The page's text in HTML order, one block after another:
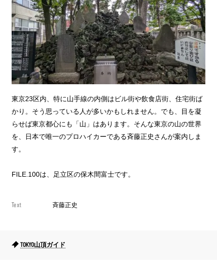
東京23区内、特に山手線の内側はビル街や飲食店街、住宅街ば
かり。そう思っている人が多いかもしれません。でも、目を凝
らせば東京都心にも「山」はあります。そんな東京の山の世界
を、日本で唯一のプロハイカーである斉藤正史さんが案内しま
す。
FILE.100は、足立区の保木間富士です。
Text 斉藤正史
TOKYO山頂ガイド